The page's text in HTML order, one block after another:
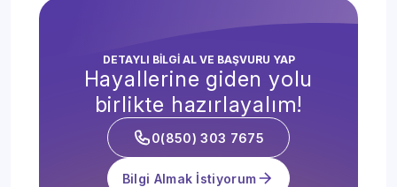
DETAYLI BİLGİ AL VE BAŞVURU YAP
Hayallerine giden yolu
birlikte hazırlayalım!
0(850) 303 7675
Bilgi Almak İstiyorum